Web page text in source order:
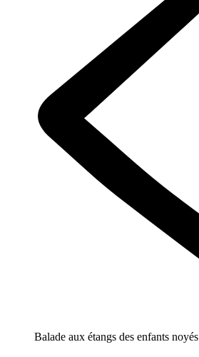
Balade aux étangs des enfants noyés